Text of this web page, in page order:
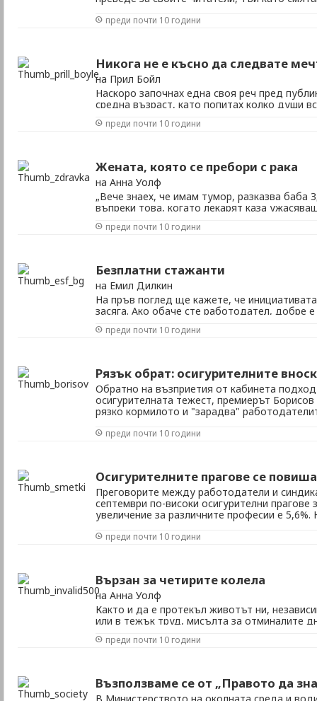
всеки е важна. И защото така можем да
другите. И да се убедим, че наистина сме
преди почти 10 години
Никога не е късно да следвате
на Прил Бойл
Наскоро започнах една своя реч пред
средна възраст, като попитах колко души
четвърт от тях вдигнаха ръка. Някой може
преди почти 10 години
Жената, която се пребори с рака
на Анна Уолф
„Вече знаех, че имам тумор, разказва баба
въпреки това, когато лекарят каза
ще ни покоси, но едно е да си наясно, че
преди почти 10 години
Безплатни стажанти
на Емил Дилкин
На пръв поглед ще кажете, че
засяга. Ако обаче сте работодател, добре
държавата ще помогне да назначите
преди почти 10 години
Рязък обрат: осигурителните
Обратно на възприетия от кабинета
осигурителната тежест, премиерът
рязко кормилото и "зарадва"
осигурителните вноски и с
Взимайки внезапно страната на
преди почти 10 години
Осигурителните прагове се
Преговорите между работодатели и
септември по-високи осигурителни
увеличение за различните професии е
осигурителни прагове ще нараснат в
производството на хартия, селското и
преди почти 10 години
Вързан за четирите колела
на Анна Уолф
Както и да е протекъл животът ни,
или в тежък труд, мисълта за отминалите
случайно мнозина от представителите на
преди почти 10 години
Възползваме се от „Правото да